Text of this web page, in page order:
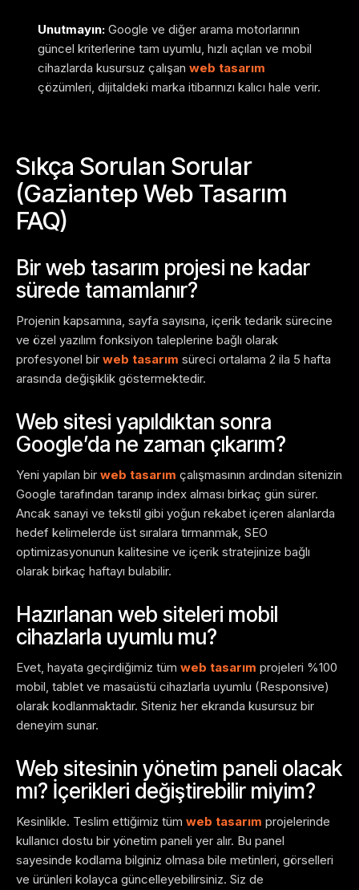
Unutmayın: Google ve diğer arama motorlarının
güncel kriterlerine tam uyumlu, hızlı açılan ve mobil
cihazlarda kusursuz çalışan web tasarım
çözümleri, dijitaldeki marka itibarınızı kalıcı hale verir.
Sıkça Sorulan Sorular
(Gaziantep Web Tasarım
FAQ)
Bir web tasarım projesi ne kadar
sürede tamamlanır?
Projenin kapsamına, sayfa sayısına, içerik tedarik sürecine
ve özel yazılım fonksiyon taleplerine bağlı olarak
profesyonel bir web tasarım süreci ortalama 2 ila 5 hafta
arasında değişiklik göstermektedir.
Web sitesi yapıldıktan sonra
Google’da ne zaman çıkarım?
Yeni yapılan bir web tasarım çalışmasının ardından sitenizin
Google tarafından taranıp index alması birkaç gün sürer.
Ancak sanayi ve tekstil gibi yoğun rekabet içeren alanlarda
hedef kelimelerde üst sıralara tırmanmak, SEO
optimizasyonunun kalitesine ve içerik stratejinize bağlı
olarak birkaç haftayı bulabilir.
Hazırlanan web siteleri mobil
cihazlarla uyumlu mu?
Evet, hayata geçirdiğimiz tüm web tasarım projeleri %100
mobil, tablet ve masaüstü cihazlarla uyumlu (Responsive)
olarak kodlanmaktadır. Siteniz her ekranda kusursuz bir
deneyim sunar.
Web sitesinin yönetim paneli olacak
mı? İçerikleri değiştirebilir miyim?
Kesinlikle. Teslim ettiğimiz tüm web tasarım projelerinde
kullanıcı dostu bir yönetim paneli yer alır. Bu panel
sayesinde kodlama bilginiz olmasa bile metinleri, görselleri
ve ürünleri kolayca güncelleyebilirsiniz. Siz de